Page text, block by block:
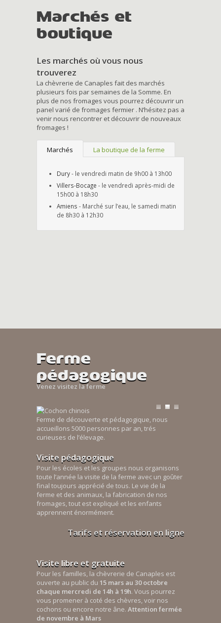
Marchés et
boutique
Les marchés où vous nous
trouverez
La chèvrerie de Canaples fait des marchés
plusieurs fois par semaines de la Somme. En
plus de nos fromages vous pourrez découvrir un
panel varié de fromages fermier . N’hésitez pas a
venir nous rencontrer et découvrir de nouveaux
fromages !
Marchés La boutique de la ferme
Dury- le vendredi matin de 9h00 à 13h00
Villers-Bocage - le vendredi après-midi de
15h00 à 18h30
Amiens - Marché sur l’eau, le samedi matin
de 8h30 à 12h30
Ferme
pédagogique
Venez visitez la ferme
Ferme de découverte et pédagogique, nous
accueillons 5000 personnes par an, trés
curieuses de l’élevage.
Visite pédagogique
Pour les écoles et les groupes nous organisons
toute l’année la visite de la ferme avec un goûter
final toujours apprécié de tous. Le vie de la
ferme et des animaux, la fabrication de nos
fromages, tout est expliqué et les enfants
apprennent énormément.
Tarifs et réservation en ligne
Visite libre et gratuite
Pour les familles, la chèvrerie de Canaples est
ouverte au public du 15 mars au 30 octobre
chaque mercredi de 14h à 19h. Vous pourrez
vous promener à coté des chèvres, voir nos
cochons ou encore notre âne. Attention fermée
de novembre à Mars